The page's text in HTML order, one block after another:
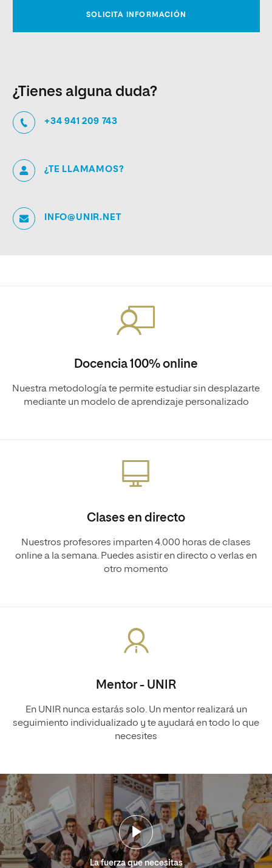
¿Tienes alguna duda?
+34 941 209 743
¿TE LLAMAMOS?
INFO@UNIR.NET
Docencia 100% online
Nuestra metodología te permite estudiar sin desplazarte
mediante un modelo de aprendizaje personalizado
Clases en directo
Nuestros profesores imparten 4.000 horas de clases
online a la semana. Puedes asistir en directo o verlas en
otro momento
Mentor - UNIR
En UNIR nunca estarás solo. Un mentor realizará un
seguimiento individualizado y te ayudará en todo lo que
necesites
La fuerza que necesitas